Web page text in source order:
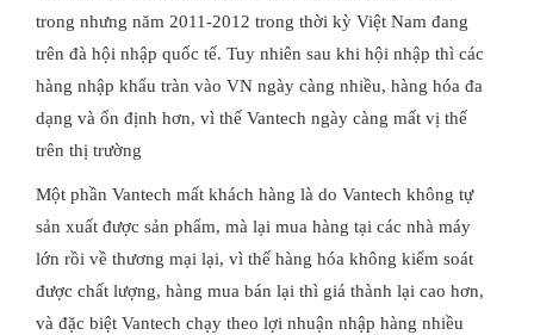
trong nhưng năm 2011-2012 trong thời kỳ Việt Nam đang
trên đà hội nhập quốc tế. Tuy nhiên sau khi hội nhập thì các
hàng nhập khẩu tràn vào VN ngày càng nhiều, hàng hóa đa
dạng và ổn định hơn, vì thế Vantech ngày càng mất vị thế
trên thị trường
Một phần Vantech mất khách hàng là do Vantech không tự
sản xuất được sản phẩm, mà lại mua hàng tại các nhà máy
lớn rồi về thương mại lại, vì thế hàng hóa không kiểm soát
được chất lượng, hàng mua bán lại thì giá thành lại cao hơn,
và đặc biệt Vantech chạy theo lợi nhuận nhập hàng nhiều